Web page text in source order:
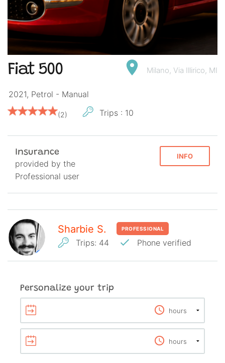
Fiat 500 Milano, Via Illirico, MI
2021, Petrol - Manual
(2) Trips : 10
Insurance
provided by the
Professional user
INFO
Sharbie S. PROFESSIONAL
Trips: 44 Phone verified
Personalize your trip